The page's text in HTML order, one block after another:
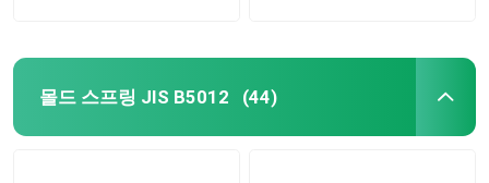
몰드 스프링 JIS B5012 (44)